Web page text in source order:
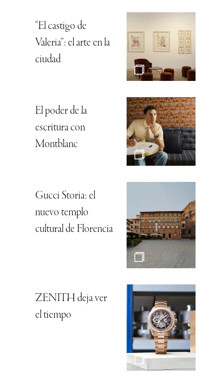
“El castigo de
Valeria”: el arte en la
ciudad
El poder de la
escritura con
Montblanc
Gucci Storia: el
nuevo templo
cultural de Florencia
ZENITH deja ver
el tiempo